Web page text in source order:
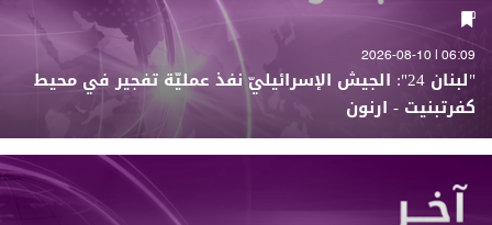
06:09 | 2026-08-10
"لبنان 24": الجيش الإسرائيليّ نفذ عمليّة تفجير في محيط
كفرتبنيت - ارنون